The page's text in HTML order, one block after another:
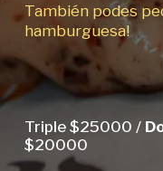
También podes
hamburguesa!
Triple $25000 /
$20000